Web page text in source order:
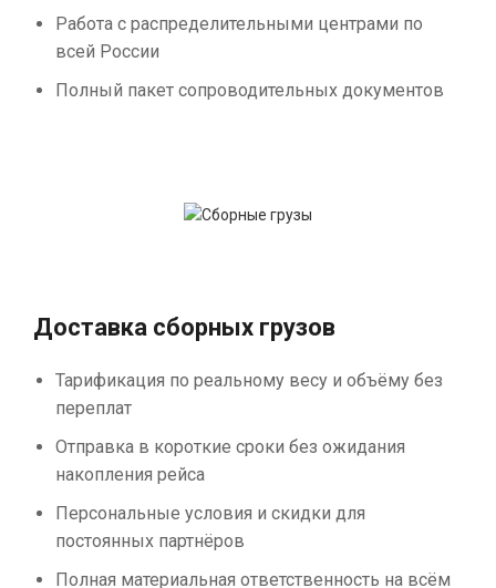
Работа с распределительными центрами по
всей России
Полный пакет сопроводительных документов
Доставка сборных грузов
Тарификация по реальному весу и объёму без
переплат
Отправка в короткие сроки без ожидания
накопления рейса
Персональные условия и скидки для
постоянных партнёров
Полная материальная ответственность на всём